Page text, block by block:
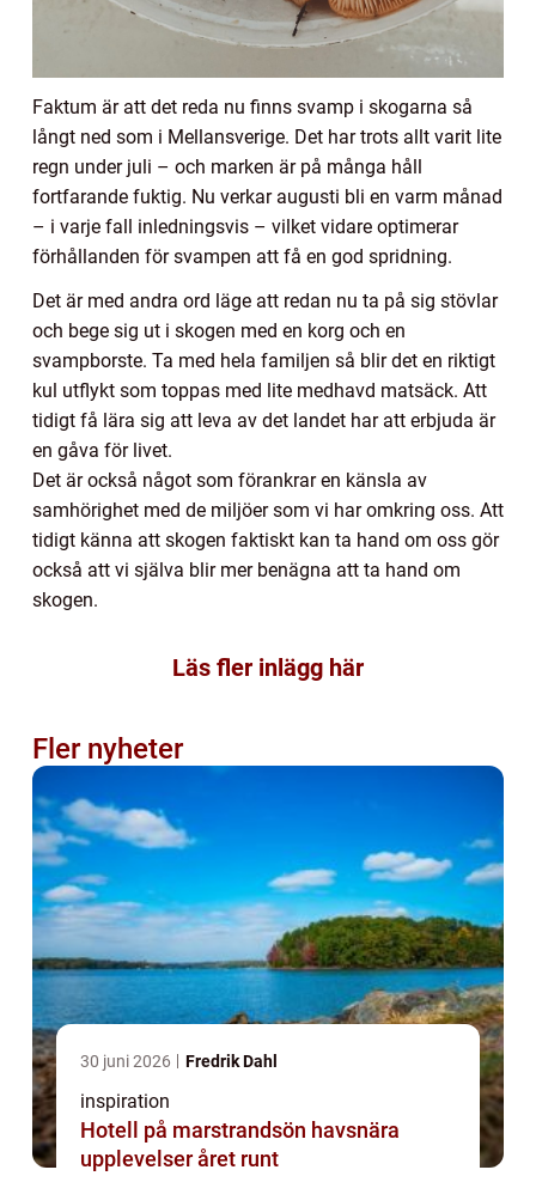
Faktum är att det reda nu finns svamp i skogarna så
långt ned som i Mellansverige. Det har trots allt varit lite
regn under juli – och marken är på många håll
fortfarande fuktig. Nu verkar augusti bli en varm månad
– i varje fall inledningsvis – vilket vidare optimerar
förhållanden för svampen att få en god spridning.
Det är med andra ord läge att redan nu ta på sig stövlar
och bege sig ut i skogen med en korg och en
svampborste. Ta med hela familjen så blir det en riktigt
kul utflykt som toppas med lite medhavd matsäck. Att
tidigt få lära sig att leva av det landet har att erbjuda är
en gåva för livet.
Det är också något som förankrar en känsla av
samhörighet med de miljöer som vi har omkring oss. Att
tidigt känna att skogen faktiskt kan ta hand om oss gör
också att vi själva blir mer benägna att ta hand om
skogen.
Läs fler inlägg här
Fler nyheter
30 juni 2026 Fredrik Dahl
inspiration
Hotell på marstrandsön havsnära
upplevelser året runt